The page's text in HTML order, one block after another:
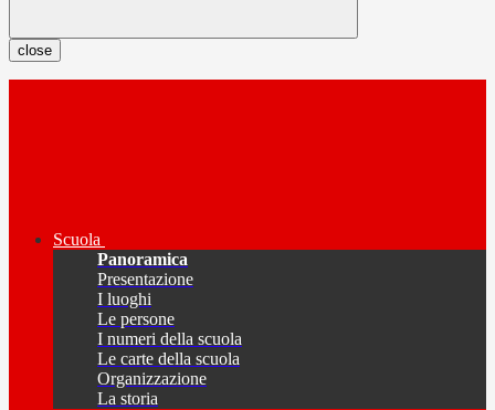
close
Scuola
Panoramica
Presentazione
I luoghi
Le persone
I numeri della scuola
Le carte della scuola
Organizzazione
La storia